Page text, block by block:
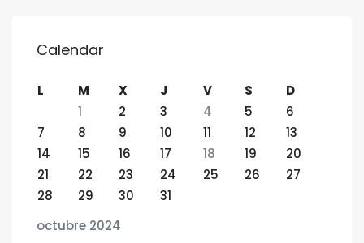
Calendar
octubre 2024
L M X J V S
D
1
2 3 4 5
6
7
8 9 10 11 12
13
14
15 16 17 18 19
20
21
22 23 24 25 26
27
28
29 30 31